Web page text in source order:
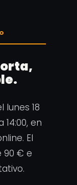
18
14:00, en
El
90 € e